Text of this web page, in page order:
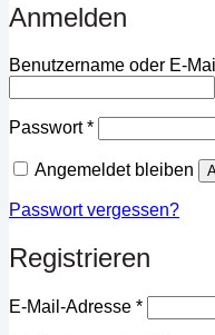
Anmelden
Benutzername oder E-
Passwort*Erforderlich
Angemeldet bleiben
Passwort vergessen?
Registrieren
E-Mail-Adresse *